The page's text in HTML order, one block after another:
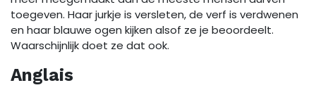
toegeven. Haar jurkje is versleten, de verf is verdwenen
en haar blauwe ogen kijken alsof ze je beoordeelt.
Waarschijnlijk doet ze dat ook.
Anglais